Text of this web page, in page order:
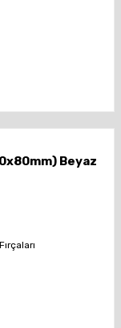
Beyaz